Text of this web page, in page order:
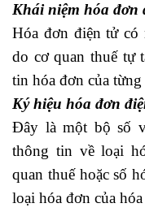
Khái niệm hóa đơn
Hóa đơn điện tử có
do cơ quan thuế tự
tin hóa đơn của
Ký hiệu hóa đơn
Đây là một bộ số
thông tin về loại
quan thuế hoặc số
loại hóa đơn của